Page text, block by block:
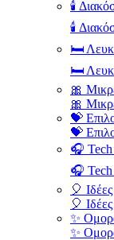
🕯️
🕯️
🛏️
🛏️
🎀
🎀
💝
💝
🎧 Tech
🎧 Tech
🎈
🎈
✨
✨